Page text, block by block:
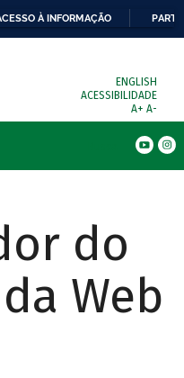
À INFORMAÇÃO
ENGLISH
ACESSIBILIDADE
A+ A-
do
Web